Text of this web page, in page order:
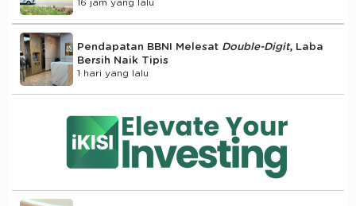
16 jam yang lalu
Pendapatan BBNI Melesat Double-Digit, Laba
Bersih Naik Tipis
1 hari yang lalu